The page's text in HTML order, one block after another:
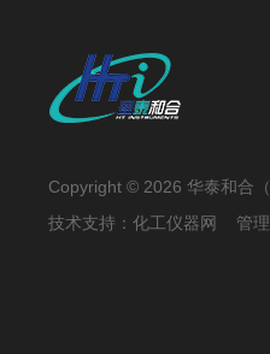
Copyright © 2026 华泰和合
技术支持：化工仪器网 管